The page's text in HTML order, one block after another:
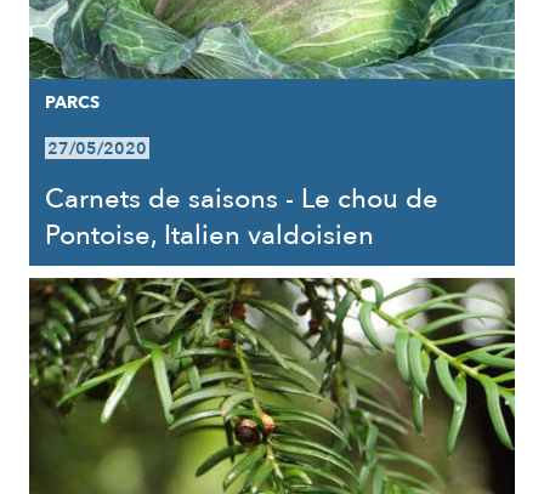
PARCS
27/05/2020
Carnets de saisons - Le chou de
Pontoise, Italien valdoisien